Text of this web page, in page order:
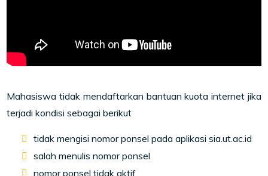
Mahasiswa tidak mendaftarkan bantuan kuota internet jika
terjadi kondisi sebagai berikut
tidak mengisi nomor ponsel pada aplikasi sia.ut.ac.id
salah menulis nomor ponsel
nomor ponsel tidak aktif